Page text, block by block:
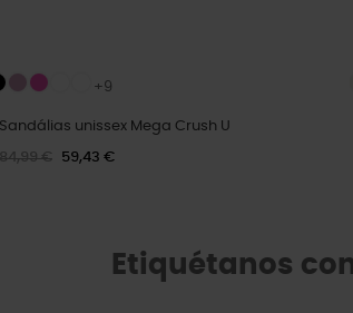
+9
Sandálias unissex Mega Crush U
84,99 € 59,43 €
Etiquétanos